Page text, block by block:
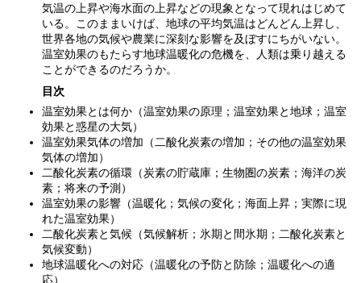
気温の上昇や海水面の上昇などの現象となって現れはじめて
いる。このままいけば、地球の平均気温はどんどん上昇し、
世界各地の気候や農業に深刻な影響を及ぼすにちがいない。
温室効果のもたらす地球温暖化の危機を、人類は乗り越える
ことができるのだろうか。
目次
温室効果とは何か（温室効果の原理；温室効果と地球；温室
効果と惑星の大気）
温室効果気体の増加（二酸化炭素の増加；その他の温室効果
気体の増加）
二酸化炭素の循環（炭素の貯蔵庫；生物圏の炭素；海洋の炭
素；将来の予測）
温室効果の影響（温暖化；気候の変化；海面上昇；実際に現
れた温室効果）
二酸化炭素と気候（気候解析；氷期と間氷期；二酸化炭素と
気候変動）
地球温暖化への対応（温暖化の予防と防除；温暖化への適
応）